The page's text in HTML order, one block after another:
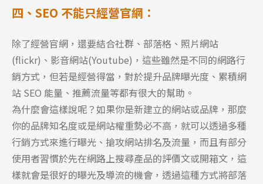
四、SEO 不能只經營官網：
除了經營官網，還要結合社群、部落格、照片網站
(flickr)、影音網站(Youtube)，這些雖然是不同的網路行
銷方式，但若是經營得當，對於提升品牌曝光度、累積網
站 SEO 能量、推薦流量等都有很大的幫助。
為什麼會這樣說呢？如果你是新建立的網站或品牌，那麼
你的品牌知名度或是網站權重勢必不高，就可以透過多種
行銷方式來進行曝光、搶攻網站排名及流量，而且有部分
使用者習慣於先在網路上搜尋產品的評價文或開箱文，這
樣就會是很好的曝光及導流的機會，透過這種方式將部落